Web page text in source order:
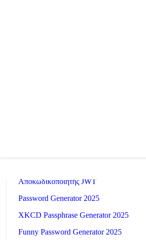
Αποκωδικοποιητής JWT
Password Generator 2025
XKCD Passphrase Generator 2025
Funny Password Generator 2025